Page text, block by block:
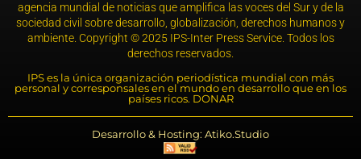
agencia mundial de noticias que amplifica las voces del Sur y de la
sociedad civil sobre desarrollo, globalización, derechos humanos y
ambiente. Copyright © 2025 IPS-Inter Press Service. Todos los
derechos reservados.
IPS es la única organización periodística mundial con más
personal y corresponsales en el mundo en desarrollo que en los
países ricos. DONAR
Desarrollo & Hosting: Atiko.Studio